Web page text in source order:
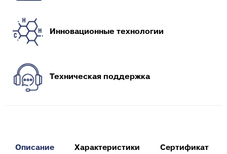
Инновационные технологии
Техническая поддержка
Описание Характеристики Сертификат